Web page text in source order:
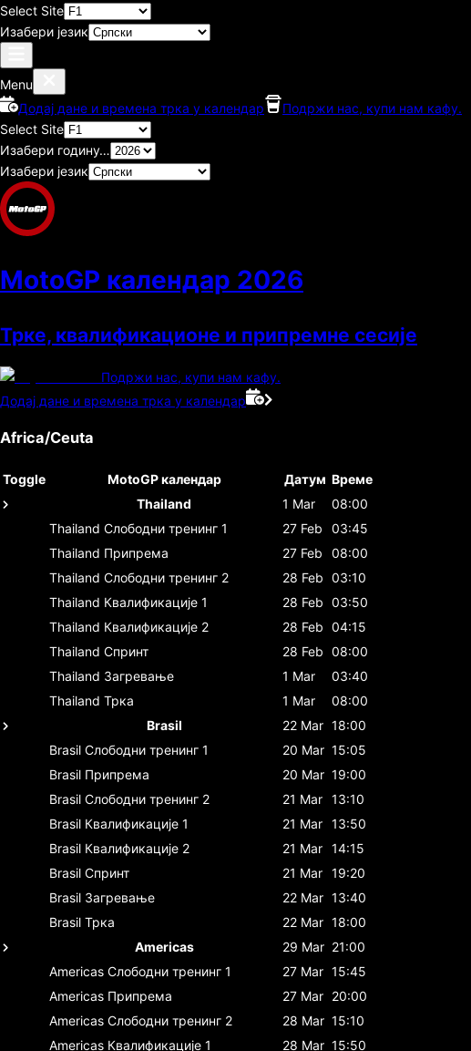
Select Site
Изабери језик
Menu
Додај дане и времена трка у календар
Подржи нас, купи нам кафу.
Select Site
Изабери годину…
Изабери језик
MotoGP календар 2026
Трке, квалификационе и припремне сесије
Подржи нас, купи нам кафу.
Додај дане и времена трка у календар
Africa/Ceuta
Toggle MotoGP календар Датум Време
Thailand
1 Mar
08:00
Thailand Слободни тренинг 1 27 Feb
03:45
Thailand Припрема 27 Feb
08:00
Thailand Слободни тренинг 2 28 Feb 03:10
Thailand Квалификације 1 28 Feb 03:50
Thailand Квалификације 2 28 Feb 04:15
Thailand Спринт 28 Feb 08:00
Thailand Загревање 1 Mar
03:40
Thailand Трка 1 Mar
08:00
Brasil
22 Mar 18:00
Brasil Слободни тренинг 1 20 Mar 15:05
Brasil Припрема 20 Mar 19:00
Brasil Слободни тренинг 2 21 Mar 13:10
Brasil Квалификације 1 21 Mar 13:50
Brasil Квалификације 2 21 Mar 14:15
Brasil Спринт 21 Mar 19:20
Brasil Загревање 22 Mar 13:40
Brasil Трка 22 Mar 18:00
Americas
29 Mar 21:00
Americas Слободни тренинг 1 27 Mar 15:45
Americas Припрема 27 Mar 20:00
Americas Слободни тренинг 2 28 Mar 15:10
Americas Квалификације 1 28 Mar 15:50